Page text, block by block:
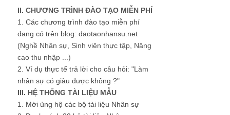
II. CHƯƠNG TRÌNH ĐÀO TẠO MIỄN PHÍ
1. Các chương trình đào tạo miễn phí
đang có trên blog: daotaonhansu.net
(Nghề Nhân sự, Sinh viên thực tập, Nâng
cao thu nhập ...)
2. Ví dụ thực tế trả lời cho câu hỏi: "Làm
nhân sự có giàu được không ?"
III. HỆ THỐNG TÀI LIỆU MẪU
1. Mời ủng hộ các bộ tài liệu Nhân sự